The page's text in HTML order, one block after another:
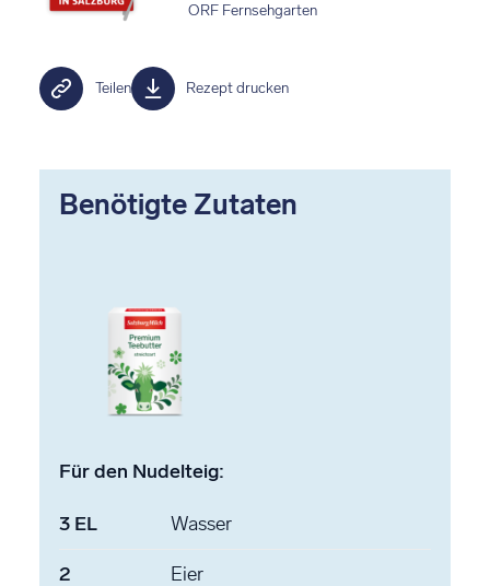
ORF Fernsehgarten
Teilen Rezept drucken
Benötigte Zutaten
Für den Nudelteig:
3 EL Wasser
2 Eier